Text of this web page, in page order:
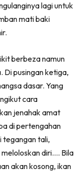
lagi untuk
mati baki
berbeza namun
Di pusingan ketiga,
dasar. Yang
cara
jenahak amat
di pertengahan
tegangan tali,
diri…. Bila
akan kosong, ikan